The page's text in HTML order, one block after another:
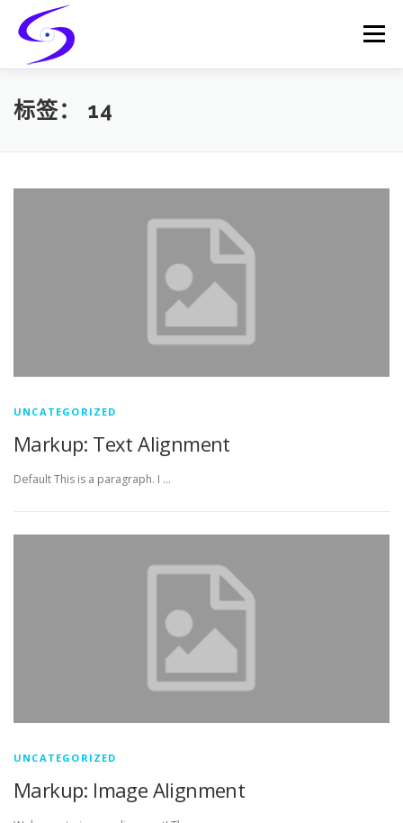
content
Menu
HOME PRODUCTS
标签： 14
UNCATEGORIZED
Markup: Text Alignment
Default This is a paragraph. I …
UNCATEGORIZED
Markup: Image Alignment